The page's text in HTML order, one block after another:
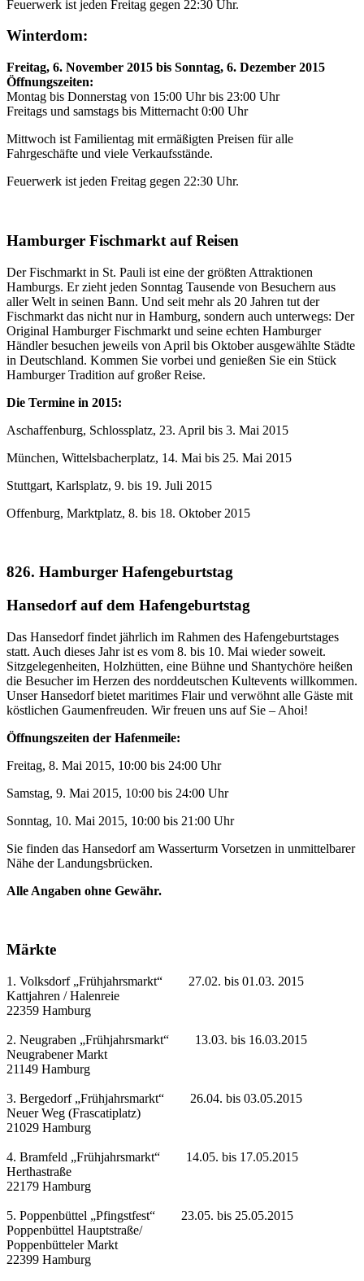
Feuerwerk ist jeden Freitag gegen 22:30 Uhr.
Winterdom:
Freitag, 6. November 2015 bis Sonntag, 6. Dezember 2015
Öffnungszeiten:
Montag bis Donnerstag von 15:00 Uhr bis 23:00 Uhr
Freitags und samstags bis Mitternacht 0:00 Uhr
Mittwoch ist Familientag mit ermäßigten Preisen für alle
Fahrgeschäfte und viele Verkaufsstände.
Feuerwerk ist jeden Freitag gegen 22:30 Uhr.
Hamburger Fischmarkt auf Reisen
Der Fischmarkt in St. Pauli ist eine der größten Attraktionen
Hamburgs. Er zieht jeden Sonntag Tausende von Besuchern aus
aller Welt in seinen Bann. Und seit mehr als 20 Jahren tut der
Fischmarkt das nicht nur in Hamburg, sondern auch unterwegs: Der
Original Hamburger Fischmarkt und seine echten Hamburger
Händler besuchen jeweils von April bis Oktober ausgewählte Städte
in Deutschland. Kommen Sie vorbei und genießen Sie ein Stück
Hamburger Tradition auf großer Reise.
Die Termine in 2015:
Aschaffenburg, Schlossplatz, 23. April bis 3. Mai 2015
München, Wittelsbacherplatz, 14. Mai bis 25. Mai 2015
Stuttgart, Karlsplatz, 9. bis 19. Juli 2015
Offenburg, Marktplatz, 8. bis 18. Oktober 2015
826. Hamburger Hafengeburtstag
Hansedorf auf dem Hafengeburtstag
Das Hansedorf findet jährlich im Rahmen des Hafengeburtstages
statt. Auch dieses Jahr ist es vom 8. bis 10. Mai wieder soweit.
Sitzgelegenheiten, Holzhütten, eine Bühne und Shantychöre heißen
die Besucher im Herzen des norddeutschen Kultevents willkommen.
Unser Hansedorf bietet maritimes Flair und verwöhnt alle Gäste mit
köstlichen Gaumenfreuden. Wir freuen uns auf Sie – Ahoi!
Öffnungszeiten der Hafenmeile:
Freitag, 8. Mai 2015, 10:00 bis 24:00 Uhr
Samstag, 9. Mai 2015, 10:00 bis 24:00 Uhr
Sonntag, 10. Mai 2015, 10:00 bis 21:00 Uhr
Sie finden das Hansedorf am Wasserturm Vorsetzen in unmittelbarer
Nähe der Landungsbrücken.
Alle Angaben ohne Gewähr.
Märkte
1. Volksdorf „Frühjahrsmarkt“ 27.02. bis 01.03. 2015
Kattjahren / Halenreie
22359 Hamburg
2. Neugraben „Frühjahrsmarkt“ 13.03. bis 16.03.2015
Neugrabener Markt
21149 Hamburg
3. Bergedorf „Frühjahrsmarkt“ 26.04. bis 03.05.2015
Neuer Weg (Frascatiplatz)
21029 Hamburg
4. Bramfeld „Frühjahrsmarkt“ 14.05. bis 17.05.2015
Herthastraße
22179 Hamburg
5. Poppenbüttel „Pfingstfest“ 23.05. bis 25.05.2015
Poppenbüttel Hauptstraße/
Poppenbütteler Markt
22399 Hamburg